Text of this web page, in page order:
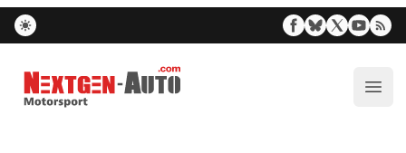
Nextgen-Auto.com